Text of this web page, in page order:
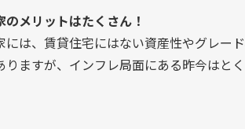
のメリットはたくさん！
には、賃貸住宅にはない資産性やグレー
りますが、インフレ局面にある昨今はと